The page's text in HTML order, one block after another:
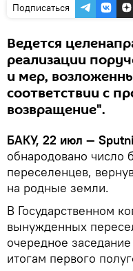
Подписаться
Ведется
реализации
и мер,
соответствии с
возвращение".
БАКУ, 22 июл —
обнародовано
переселенцев,
на родные земли.
В Государственном
вынужденных
очередное
итогам первого